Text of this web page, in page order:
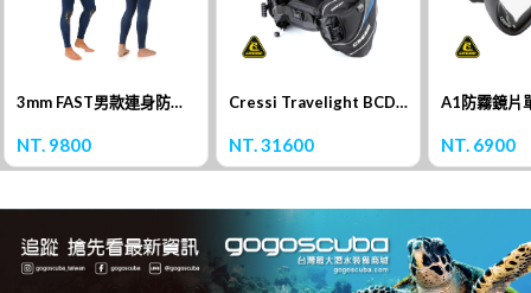
3mm FAST男款連身防寒衣
NT. 9800
Cressi Travelight BCD 浮力背心
NT. 31600
A1防霧鏡片
NT. 6900